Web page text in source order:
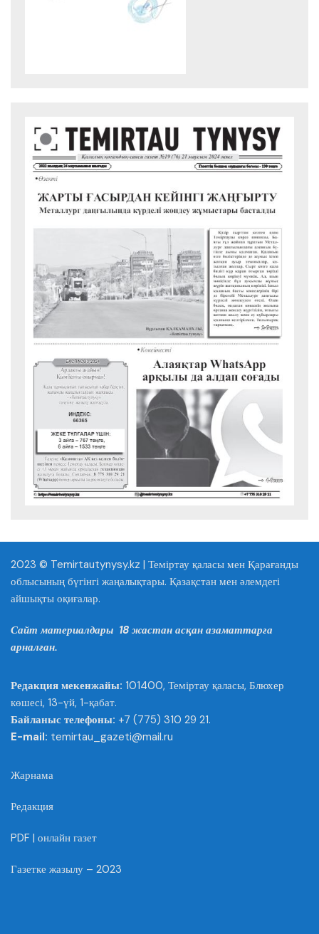
2023 © Temirtautynysy.kz | Теміртау қаласы мен Қарағанды
облысының бүгінгі жаңалықтары. Қазақстан мен әлемдегі
айшықты оқиғалар.
Сайт материалдары 18 жастан асқан азаматтарға
арналған.
Редакция мекенжайы: 101400, Теміртау қаласы, Блюхер
көшесі, 13-үй, 1-қабат.
Байланыс телефоны: +7 (775) 310 29 21.
E-mail: temirtau_gazeti@mail.ru
Жарнама
Редакция
PDF | онлайн газет
Газетке жазылу – 2023